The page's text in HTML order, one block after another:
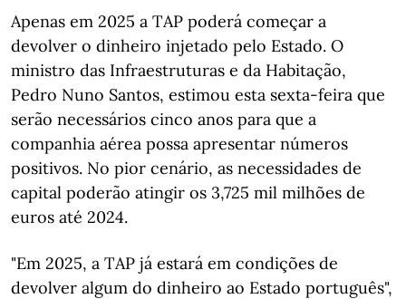
Apenas em 2025 a TAP poderá começar a
devolver o dinheiro injetado pelo Estado. O
ministro das Infraestruturas e da Habitação,
Pedro Nuno Santos, estimou esta sexta-feira que
serão necessários cinco anos para que a
companhia aérea possa apresentar números
positivos. No pior cenário, as necessidades de
capital poderão atingir os 3,725 mil milhões de
euros até 2024.
"Em 2025, a TAP já estará em condições de
devolver algum do dinheiro ao Estado português",